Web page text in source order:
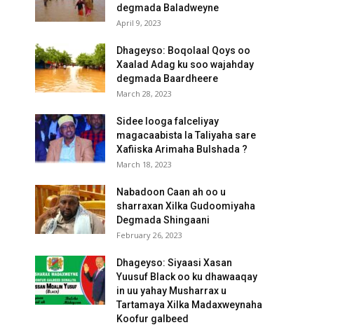
degmada Baladweyne
April 9, 2023
Dhageyso: Boqolaal Qoys oo
Xaalad Adag ku soo wajahday
degmada Baardheere
March 28, 2023
Sidee looga falceliyay
magacaabista la Taliyaha sare
Xafiiska Arimaha Bulshada ?
March 18, 2023
Nabadoon Caan ah oo u
sharraxan Xilka Gudoomiyaha
Degmada Shingaani
February 26, 2023
Dhageyso: Siyaasi Xasan
Yuusuf Black oo ku dhawaaqay
in uu yahay Musharrax u
Tartamaya Xilka Madaxweynaha
Koofur galbeed